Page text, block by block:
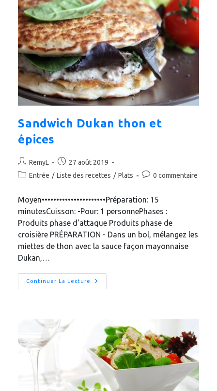
Sandwich Dukan thon et
épices
Auteur/autrice
de
RemyL
Publication
publiée :
27 août 2019
PostEntrée / Liste des recettes / Plats
Commentaires
publication :
0 commentaire
Moyen••••••••••••••••••••••Préparation: 15
minutesCuisson: -Pour: 1 personnePhases :
Produits phase d'attaque Produits phase de
croisière PRÉPARATION - Dans un bol, mélangez les
miettes de thon avec la sauce façon mayonnaise
Dukan,…
Continuer La Lecture
Sandwich
Dukan